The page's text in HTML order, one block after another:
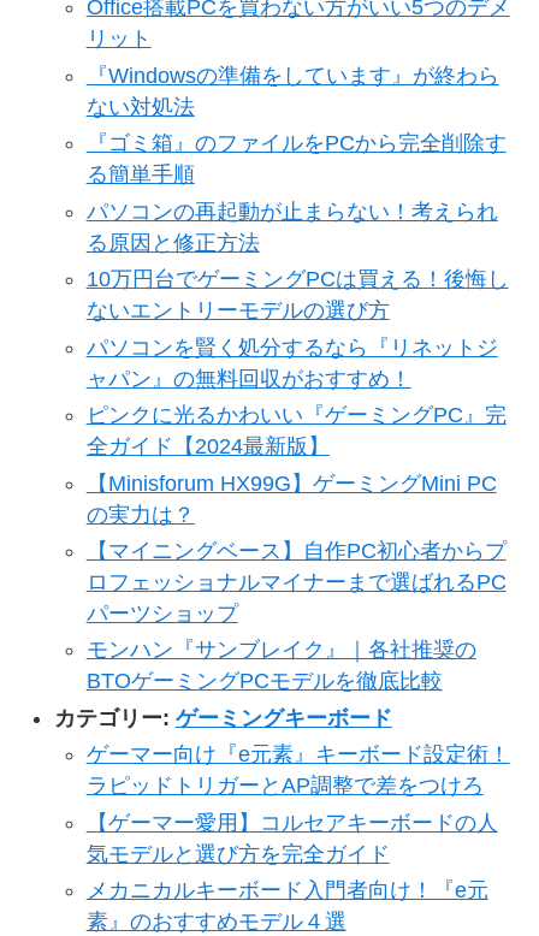
Office搭載PCを買わない方がいい5つのデメ
リット
『Windowsの準備をしています』が終わら
ない対処法
『ゴミ箱』のファイルをPCから完全削除す
る簡単手順
パソコンの再起動が止まらない！考えられ
る原因と修正方法
10万円台でゲーミングPCは買える！後悔し
ないエントリーモデルの選び方
パソコンを賢く処分するなら『リネットジ
ャパン』の無料回収がおすすめ！
ピンクに光るかわいい『ゲーミングPC』完
全ガイド【2024最新版】
【Minisforum HX99G】ゲーミングMini PC
の実力は？
【マイニングベース】自作PC初心者からプ
ロフェッショナルマイナーまで選ばれるPC
パーツショップ
モンハン『サンブレイク』｜各社推奨の
BTOゲーミングPCモデルを徹底比較
カテゴリー: ゲーミングキーボード
ゲーマー向け『e元素』キーボード設定術！
ラピッドトリガーとAP調整で差をつけろ
【ゲーマー愛用】コルセアキーボードの人
気モデルと選び方を完全ガイド
メカニカルキーボード入門者向け！『e元
素』のおすすめモデル４選